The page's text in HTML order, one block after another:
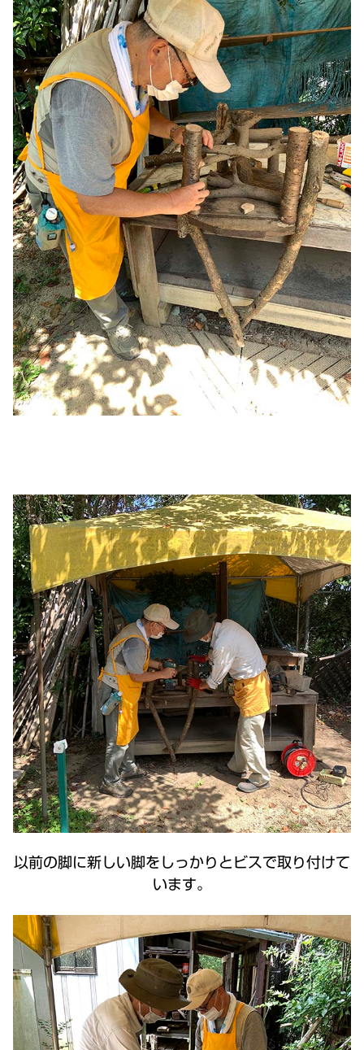
以前の脚に新しい脚をしっかりとビスで取り付けて
います。